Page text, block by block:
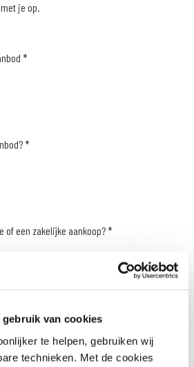
gebruik van cookies
te helpen, gebruiken wij
technieken. Met de cookies
je op.
*
*
een zakelijke aankoop? *